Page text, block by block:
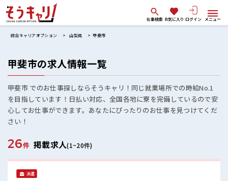
仕事検索 お気に入り ログイン メニュー
綜合キャリアオプション 山梨県 甲斐市
甲斐市の求人情報一覧
甲斐市 でのお仕事探しならそうキャリ！同じ就業場所での時給No.1
を目指しています！日払い対応、全国各地に寮を完備しているので安
心してお仕事ができます。あなたにぴったりのお仕事を見つけてくだ
さい！
26件 掲載求人(1~20件)
派遣